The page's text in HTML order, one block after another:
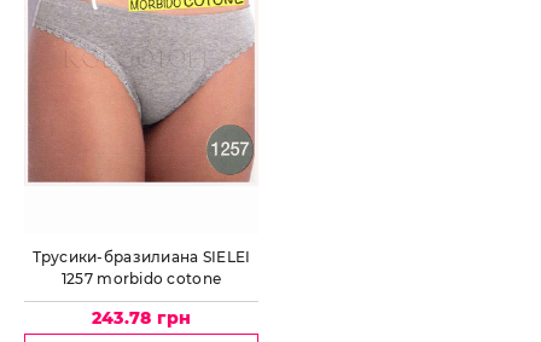
Трусики-бразилиана SIELEI
1257 morbido cotone
243.78 грн